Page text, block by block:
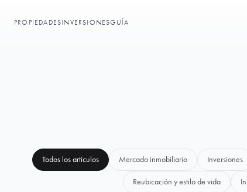
PROPIEDADESINVERSIONESGUÍA
Todos los artículos Mercado inmobiliario Inversiones
Reubicación y estilo de vida